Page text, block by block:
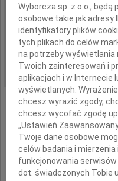
IMIĘ I NAZWISKO:
REGION: Lublin
DATA EMISJI:
Dnia
Wyborcza sp. z o.o.,
osobowe takie jak adresy
identyfikatory plików
tych plikach do celów
na potrzeby wyświetlania
Twoich zainteresowań i
aplikacjach i w Internecie
wyświetlanych.
chcesz wyrazić zgody,
chcesz wycofać zgodę
„Ustawień
Twoje dane osobowe
celów badania i
funkcjonowania serwisów
dot. świadczonych Tobie